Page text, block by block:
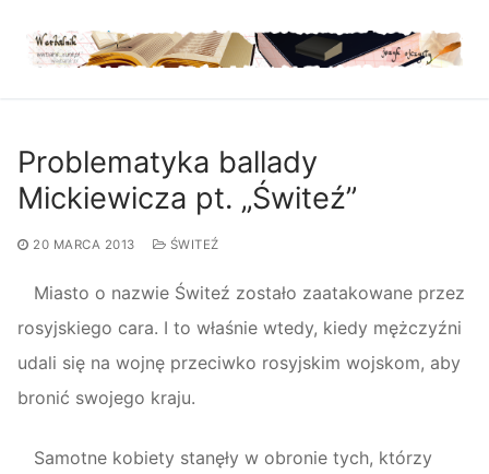
treści
Problematyka ballady
Mickiewicza pt. „Świteź”
20 MARCA 2013 ŚWITEŹ
Miasto o nazwie Świteź zostało zaatakowane przez
rosyjskiego cara. I to właśnie wtedy, kiedy mężczyźni
udali się na wojnę przeciwko rosyjskim wojskom, aby
bronić swojego kraju.
Samotne kobiety stanęły w obronie tych, którzy